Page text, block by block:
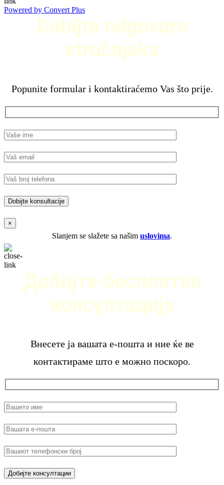
Powered by Convert Plus
Dobijte odgovore
stručnjaka
Popunite formular i kontaktiraćemo Vas što prije.
×
Slanjem se slažete sa našim uslovima.
Добијте бесплатна
консултација
Внесете ја вашата е-пошта и ние ќе ве
контактираме што е можно поскоро.